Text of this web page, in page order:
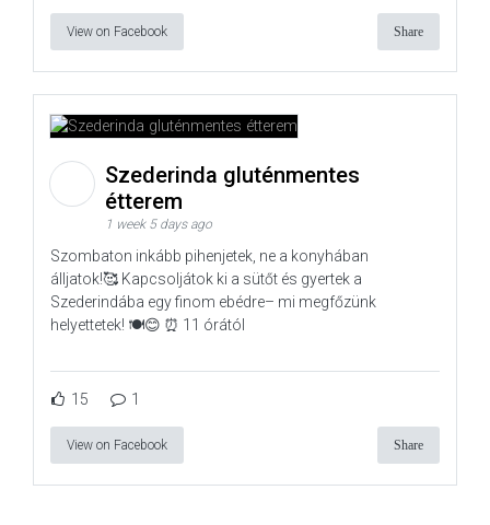
View on Facebook Share
Szederinda gluténmentes
étterem
1 week 5 days ago
Szombaton inkább pihenjetek, ne a konyhában
álljatok!🥰 Kapcsoljátok ki a sütőt és gyertek a
Szederindába egy finom ebédre– mi megfőzünk
helyettetek! 🍽️😊 ⏰ 11 órától
15 1
View on Facebook Share